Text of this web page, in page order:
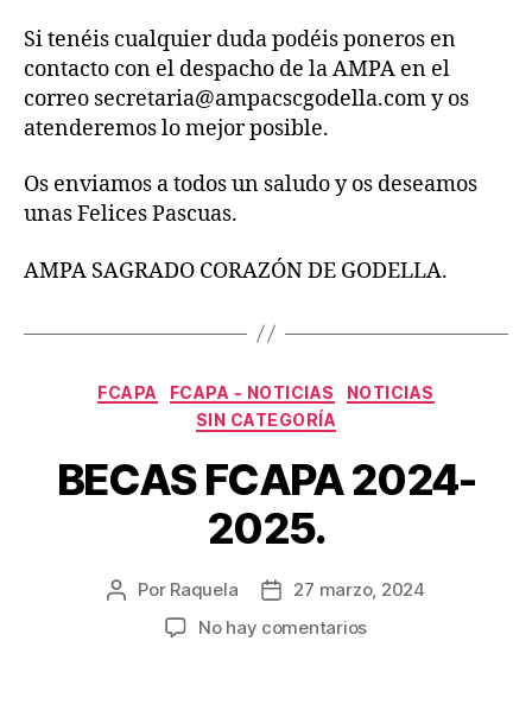
Si tenéis cualquier duda podéis poneros en
contacto con el despacho de la AMPA en el
correo secretaria@ampacscgodella.com y os
atenderemos lo mejor posible.
Os enviamos a todos un saludo y os deseamos
unas Felices Pascuas.
AMPA SAGRADO CORAZÓN DE GODELLA.
Categorías
FCAPA FCAPA - NOTICIAS
NOTICIAS
SIN CATEGORÍA
BECAS FCAPA 2024-
2025.
Autor
Por Raquela
Fecha27 marzo, 2024
No hay comentariosen